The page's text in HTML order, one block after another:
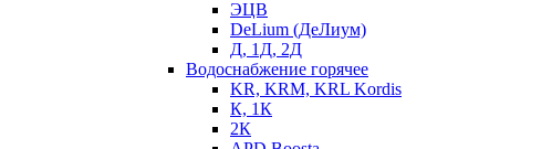
ЭЦВ
DeLium (ДеЛиум)
Д, 1Д, 2Д
Водоснабжение горячее
KR, KRM, KRL Kordis
К, 1К
2К